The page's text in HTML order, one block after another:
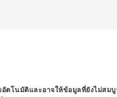
ตโนมัติและอาจให้ข้อมูลที่ยังไม่สม